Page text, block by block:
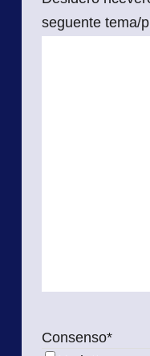
seguente tema/
Consenso*